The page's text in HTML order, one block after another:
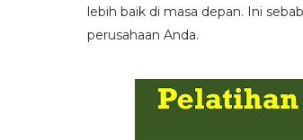
lebih baik di masa depan. Ini
perusahaan Anda.